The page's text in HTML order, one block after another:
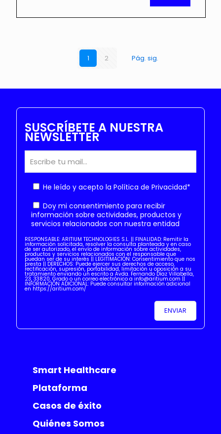
1 2 Pág. sig.
SUSCRÍBETE A NUESTRA
NEWSLETTER
He leído y acepto la Política de Privacidad*
Doy mi consentimiento para recibir
información sobre actividades, productos y
servicios relacionados con nuestra entidad
RESPONSABLE: ARITIUM TECHNOLOGIES S.L. || FINALIDAD: Remitir la
información solicitada, resolver la consulta planteada y en caso
de ser autorizado, el envío de información sobre actividades,
productos y servicios relacionados con el responsable que
puedan ser de su interés || LEGITIMACIÓN: Consentimiento que nos
presta || DERECHOS: Puede ejercer sus derechos de acceso,
rectificación, supresión, portabilidad, limitación u oposición a su
tratamiento enviando un escrito a Avda. Fernando Díaz Villabella,
23, 33820, Grado o un correo electrónico a info@aritium.com ||
INFORMACIÓN ADICIONAL: Puede consultar información adicional
en https://aritium.com/
Smart Healthcare
Plataforma
Casos de éxito
Quiénes Somos